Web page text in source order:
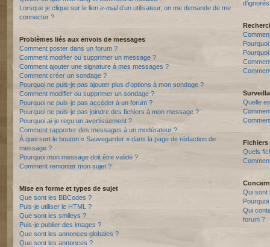
Lorsque je clique sur le lien e-maild’un utilisateur, on me demande de me
connecter ?
Problèmes liés aux envois de messages
Comment poster dans un forum ?
Comment modifier ou supprimer un message ?
Comment ajouter une signature à mes messages ?
Comment créer un sondage ?
Pourquoi ne puis-je pas ajouter plus d’options à mon sondage ?
Comment modifier ou supprimer un sondage ?
Pourquoi ne puis-je pas accéder à un forum ?
Pourquoi ne puis-je pas joindre des fichiers à mon message ?
Pourquoi ai-je reçu un avertissement ?
Comment rapporter des messages à un modérateur ?
À quoi sert le bouton « Sauvegarder » dans la page de rédaction de
message ?
Pourquoi mon message doit être validé ?
Comment remonter mon sujet ?
Mise en forme et types de sujet
Que sont les BBCodes ?
Puis-je utiliser le HTML ?
Que sont les smileys ?
Puis-je publier des images ?
Que sont les annonces globales ?
Que sont les annonces ?
Quelle
Quels
Qui sont
Qui
forum ?